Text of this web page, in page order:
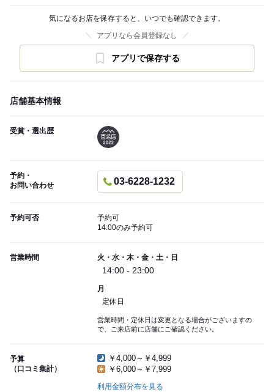
気になるお店を保存すると、いつでも確認できます。
アプリなら会員登録なし
アプリで保存する
店舗基本情報
受賞・選出歴
予約・
お問い合わせ
03-6228-1232
予約可否
予約可
14:00のみ予約可
営業時間 火・水・木・金・土・日
14:00 - 23:00
月
定休日
営業時間・定休日は変更となる場合がございますの
で、ご来店前に店舗にご確認ください。
予算
（口コミ集計）
￥4,000～￥4,999
￥6,000～￥7,999
利用金額分布を見る